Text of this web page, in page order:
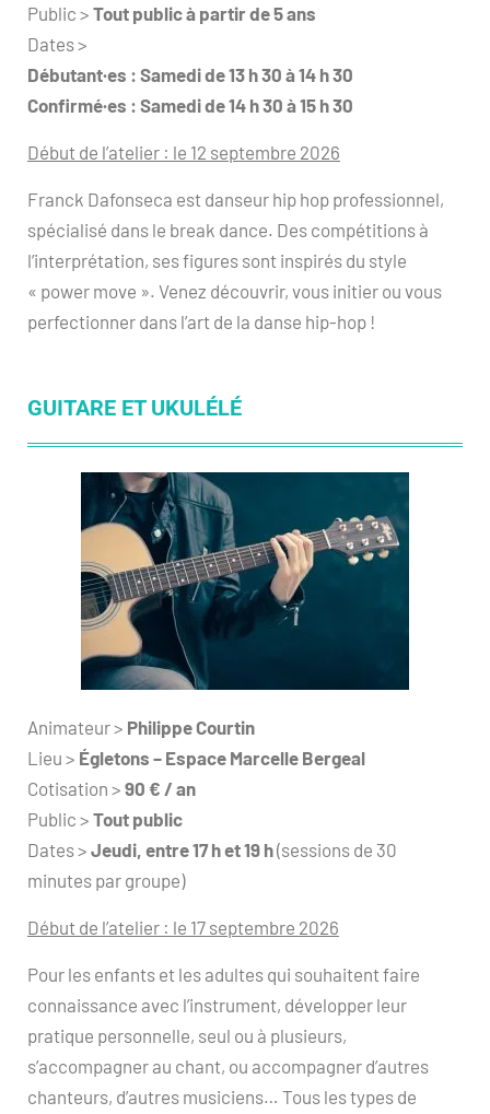
Public > Tout public à partir de 5 ans
Dates >
Débutant·es : Samedi de 13 h 30 à 14 h 30
Confirmé·es : Samedi de 14 h 30 à 15 h 30
Début de l’atelier : le 12 septembre 2026
Franck Dafonseca est danseur hip hop professionnel,
spécialisé dans le break dance. Des compétitions à
l’interprétation, ses figures sont inspirés du style
« power move ». Venez découvrir, vous initier ou vous
perfectionner dans l’art de la danse hip-hop !
GUITARE ET UKULÉLÉ
Animateur > Philippe Courtin
Lieu > Égletons – Espace Marcelle Bergeal
Cotisation > 90 € / an
Public > Tout public
Dates > Jeudi, entre 17 h et 19 h(sessions de 30
minutes par groupe)
Début de l’atelier : le 17 septembre 2026
Pour les enfants et les adultes qui souhaitent faire
connaissance avec l’instrument, développer leur
pratique personnelle, seul ou à plusieurs,
s’accompagner au chant, ou accompagner d’autres
chanteurs, d’autres musiciens… Tous les types de